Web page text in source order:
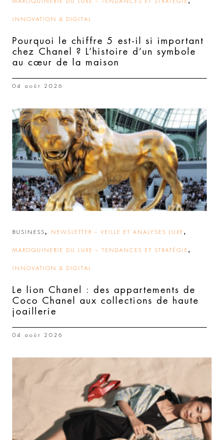
INNOVATION & DIGITAL
Pourquoi le chiffre 5 est-il si important
chez Chanel ? L’histoire d’un symbole
au cœur de la maison
04 août 2026
BUSINESS, NEWSLETTER – VEILLE ET ANALYSES LUXE ,
MAROQUINERIE DU LUXE – TENDANCES ET STRATÉGIE ,
INNOVATION & DIGITAL
Le lion Chanel : des appartements de
Coco Chanel aux collections de haute
joaillerie
04 août 2026